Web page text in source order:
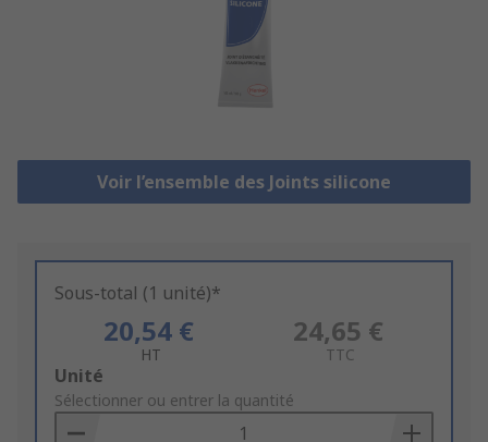
Voir l’ensemble des Joints silicone
Sous-total (1 unité)*
20,54 €
HT
24,65 €
TTC
Add
to
Basket
Unité
Sélectionner ou entrer la quantité